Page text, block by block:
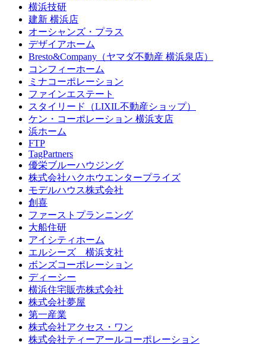
横浜技研
建新 横浜店
オーシャンズ・プラス
デザイアホーム
Bresto&Company（ヤマダ不動産 横浜泉店）
コンフィーホーム
ミナコーポレーション
ファインエステート
スタイリード（LIXIL不動産ショップ）
ケン・コーポレーション 横浜支店
浜ホーム
FTP
TagPartners
優栄ブルーハウジング
株式会社ハクホウエンタープライズ
モデルハウス株式会社
創喜
ファーストプランニング
大船住研
アイシティホーム
エルシーズ 横浜支社
ボンズコーポレーション
ディーシー
横浜住宅販売株式会社
株式会社夢屋
第一産業
株式会社アクセス・ワン
株式会社ティーアールコーポレーション